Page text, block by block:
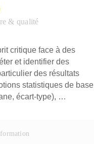
& qualité
critique face à des
et identifier des
des résultats
statistiques de base
écart-type), …